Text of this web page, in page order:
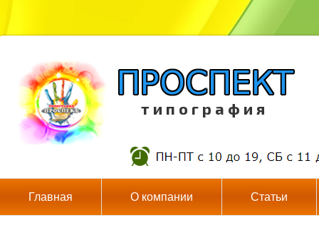
т и п о г р а ф и я
Главная О компании Статьи